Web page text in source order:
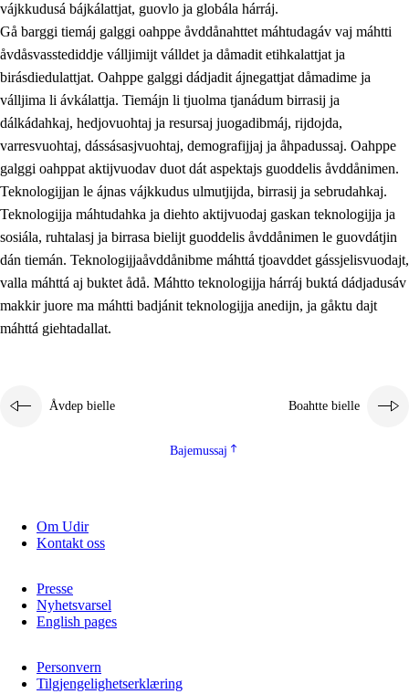
2. Prinsihpa oahppama, åvddånahttema ja ávddama hárráj
2.1 Sosiála oahppam ja åvddånibme
2.2 Máhtudahka fágáj hárráj
2.3 Vuodulasj tjehpudagá
2.4 Oahppat oahppat
Doaresfágalasj tiemá
2.5 Doaresfágalasj tiemá
2.5.1 Álmmukvarresvuohta ja iellemrijbadibme
Demokratijja ja guojmmeviesátvuohta
2.5.3 Guoddelis åvddånibme
vájkkudusá bájkálattjat, guovlo ja globála hárráj.
Gå barggi tiemáj galggi oahppe åvddånahttet máhtudagáv vaj máhtti
åvdåsvasstediddje válljimijt válldet ja dåmadit etihkalattjat ja
birásdiedulattjat. Oahppe galggi dádjadit ájnegattjat dåmadime ja
válljima li ávkálattja. Tiemájn li tjuolma tjanádum birrasij ja
dálkádahkaj, hedjovuohtaj ja resursaj juogadibmáj, rijdojda,
varresvuohtaj, dássásasjvuohtaj, demografijjaj ja åhpadussaj. Oahppe
galggi oahppat aktijvuodav duot dát aspektajs guoddelis åvddånimen.
Teknologijjan le ájnas vájkkudus ulmutjijda, birrasij ja sebrudahkaj.
Teknologijja máhtudahka ja diehto aktijvuodaj gaskan teknologijja ja
sosiála, ruhtalasj ja birrasa bielijt guoddelis åvddånimen le guovdátjin
dán tiemán. Teknologijjaåvddånibme máhttá tjoavddet gássjelisvuodajt,
valla máhttá aj buktet ådå. Máhtto teknologijja hárráj buktá dádjadusáv
makkir juore ma máhtti badjánit teknologijja anedijn, ja gåktu dajt
máhttá giehtadallat.
Åvdep bielle Boahtte bielle
Bajemussaj
Om Udir
Kontakt oss
Presse
Nyhetsvarsel
English pages
Personvern
Tilgjengelighetserklæring